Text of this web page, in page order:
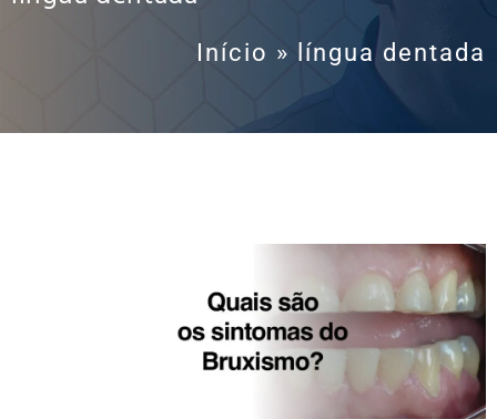
Início » língua dentada